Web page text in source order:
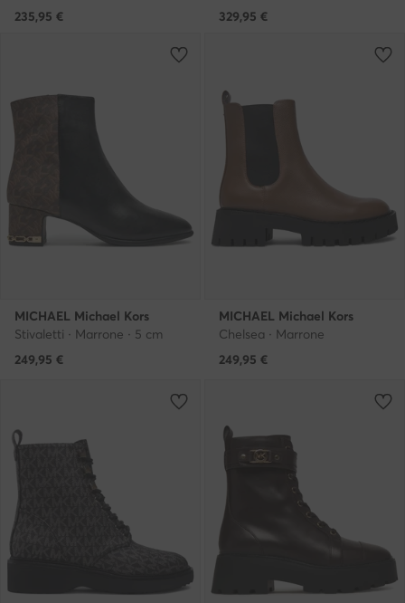
235,95 €
329,95 €
MICHAEL Michael Kors
Stivaletti · Marrone · 5 cm
249,95 €
MICHAEL Michael Kors
Chelsea · Marrone
249,95 €